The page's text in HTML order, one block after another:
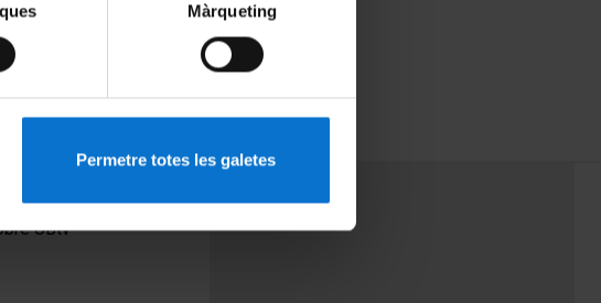
Màrqueting
Permetre totes les galetes
UBtv